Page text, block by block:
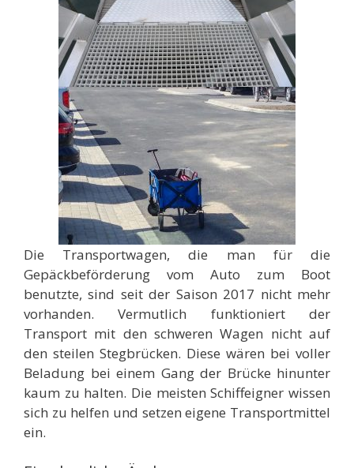
Die Transportwagen, die man für die
Gepäckbeförderung vom Auto zum Boot
benutzte, sind seit der Saison 2017 nicht mehr
vorhanden. Vermutlich funktioniert der
Transport mit den schweren Wagen nicht auf
den steilen Stegbrücken. Diese wären bei voller
Beladung bei einem Gang der Brücke hinunter
kaum zu halten. Die meisten Schiffeigner wissen
sich zu helfen und setzen eigene Transportmittel
ein.